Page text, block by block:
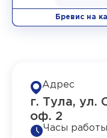
Бревис на
Адрес
г. Тула, ул.
оф. 2
Часы работы